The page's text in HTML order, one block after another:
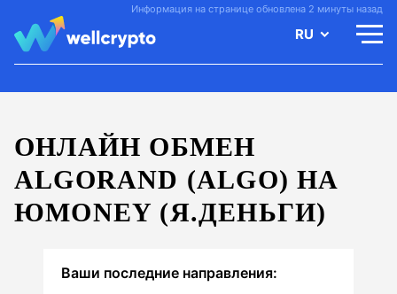
Информация на странице обновлена 2 минуты назад
RU
ОНЛАЙН ОБМЕН
ALGORAND (ALGO) НА
ЮMONEY (Я.ДЕНЬГИ)
Ваши последние направления: